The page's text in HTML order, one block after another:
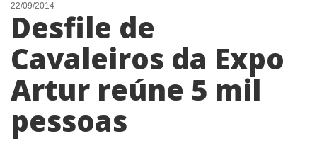
NOTÍCIAS
LISTA DIGITAL
TELEFONES ÚTEIS
CONTATO
22/09/2014
Desfile de
Cavaleiros da Expo
Artur reúne 5 mil
pessoas